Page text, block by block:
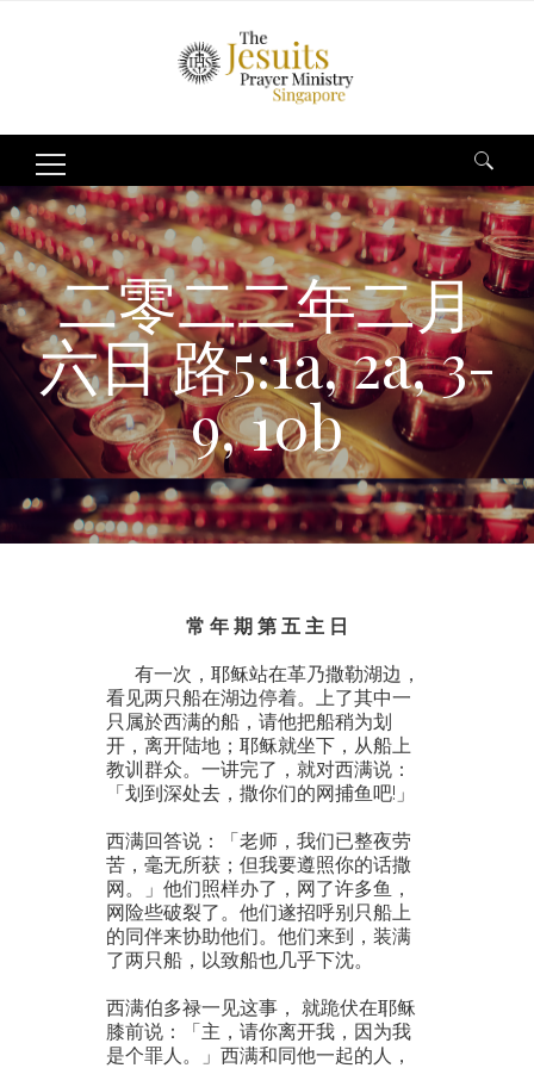
Search
for:
二零二二年二月
六日 路5:1a, 2a, 3-
9, 10b
常 年 期 第 五 主 日
有一次，耶稣站在革乃撒勒湖边，
看见两只船在湖边停着。上了其中一
只属於西满的船，请他把船稍为划
开，离开陆地；耶稣就坐下，从船上
教训群众。一讲完了，就对西满说：
「划到深处去，撒你们的网捕鱼吧!」
西满回答说：「老师，我们已整夜劳
苦，毫无所获；但我要遵照你的话撒
网。」他们照样办了，网了许多鱼，
网险些破裂了。他们遂招呼别只船上
的同伴来协助他们。他们来到，装满
了两只船，以致船也几乎下沈。
西满伯多禄一见这事， 就跪伏在耶稣
膝前说：「主，请你离开我，因为我
是个罪人。」西满和同他一起的人，